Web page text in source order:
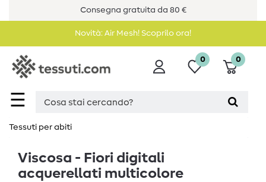
Consegna gratuita da 80 €
Novità: Air Mesh! Scoprilo ora!
☰
0 0
Tessuti per abiti
Viscosa - Fiori digitali
acquerellati multicolore